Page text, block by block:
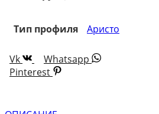
Тип профиля Аристо
Vk
Whatsapp
Pinterest